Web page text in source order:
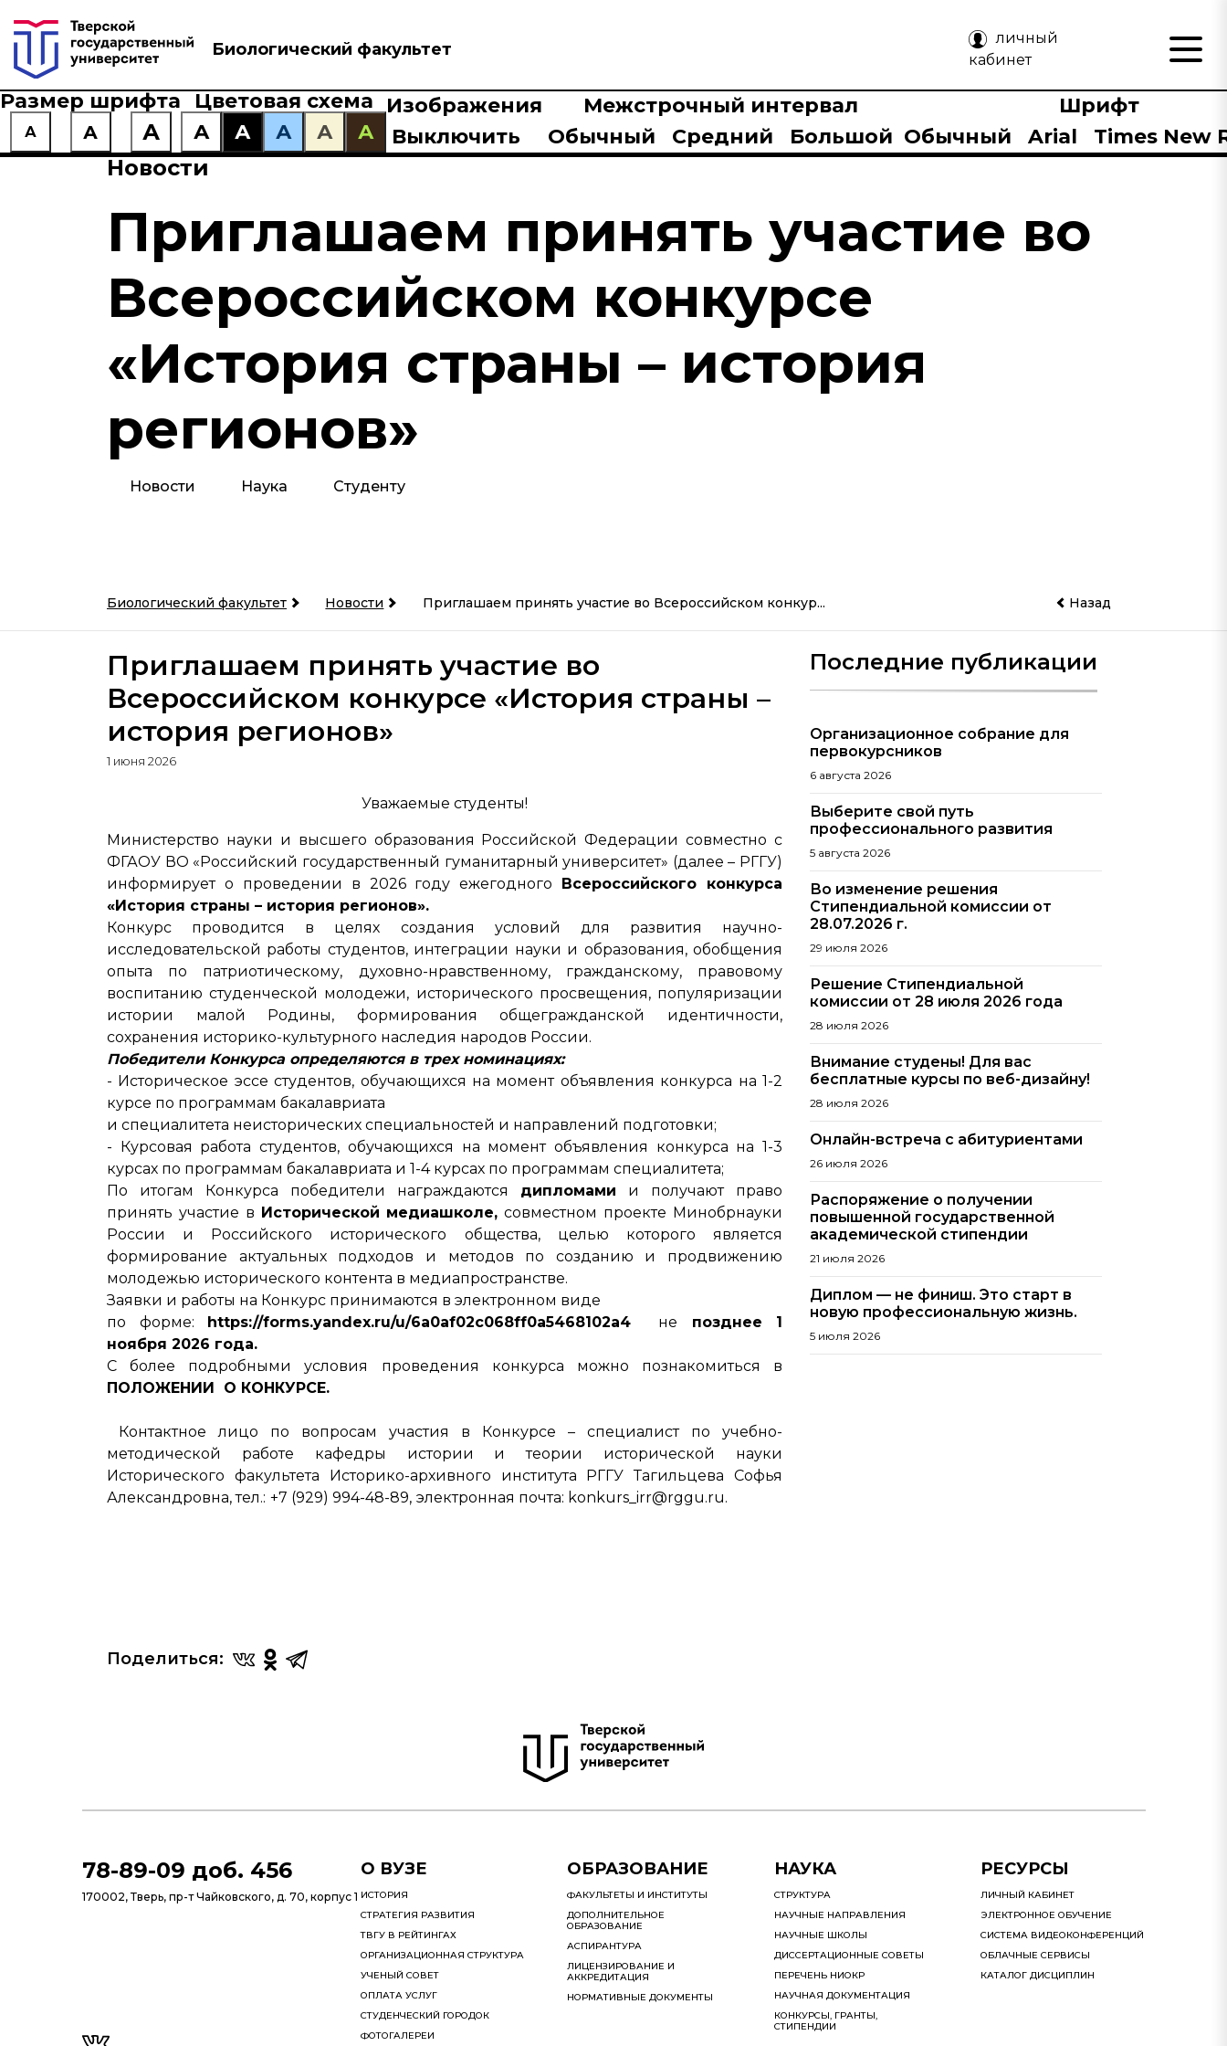
Размер шрифта
А А А
Цветовая схема
А
А А А А
Изображения
Выключить
Межстрочный интервал
Обычный
Средний Большой
Шрифт
Обычный
Arial Times New
Биологический факультет
личный
кабинет
Новости
Приглашаем принять участие во
Всероссийском конкурсе
«История страны – история
регионов»
Новости Наука Студенту
Биологический факультет Новости Приглашаем принять участие во Всероссийском конкур... Назад
Приглашаем принять участие во
Всероссийском конкурсе «История страны –
история регионов»
1 июня 2026
Уважаемые студенты!
Министерство науки и высшего образования Российской Федерации совместно с
ФГАОУ ВО «Российский государственный гуманитарный университет» (далее – РГГУ)
информирует о проведении в 2026 году ежегодного Всероссийского конкурса
«История страны – история регионов».
Конкурс проводится в целях создания условий для развития научно-
исследовательской работы студентов, интеграции науки и образования, обобщения
опыта по патриотическому, духовно-нравственному, гражданскому, правовому
воспитанию студенческой молодежи, исторического просвещения, популяризации
истории малой Родины, формирования общегражданской идентичности,
сохранения историко-культурного наследия народов России.
Победители Конкурса определяются в трех номинациях:
- Историческое эссе студентов, обучающихся на момент объявления конкурса на 1-2
курсе по программам бакалавриата
и специалитета неисторических специальностей и направлений подготовки;
- Курсовая работа студентов, обучающихся на момент объявления конкурса на 1-3
курсах по программам бакалавриата и 1-4 курсах по программам специалитета;
По итогам Конкурса победители награждаются дипломами и получают право
принять участие в Исторической медиашколе, совместном проекте Минобрнауки
России и Российского исторического общества, целью которого является
формирование актуальных подходов и методов по созданию и продвижению
молодежью исторического контента в медиапространстве.
Заявки и работы на Конкурс принимаются в электронном виде
по форме: https://forms.yandex.ru/u/6a0af02c068ff0a5468102a4 не позднее 1
ноября 2026 года.
С более подробными условия проведения конкурса можно познакомиться в
ПОЛОЖЕНИИ О КОНКУРСЕ.
Контактное лицо по вопросам участия в Конкурсе – специалист по учебно-
методической работе кафедры истории и теории исторической науки
Исторического факультета Историко-архивного института РГГУ Тагильцева Софья
Александровна, тел.: +7 (929) 994-48-89, электронная почта: konkurs_irr@rggu.ru.
Поделиться:
Последние публикации
Организационное собрание для
первокурсников
6 августа 2026
Выберите свой путь
профессионального развития
5 августа 2026
Во изменение решения
Стипендиальной комиссии от
28.07.2026 г.
29 июля 2026
Решение Стипендиальной
комиссии от 28 июля 2026 года
28 июля 2026
Внимание студены! Для вас
бесплатные курсы по веб-дизайну!
28 июля 2026
Онлайн-встреча с абитуриентами
26 июля 2026
Распоряжение о получении
повышенной государственной
академической стипендии
21 июля 2026
Диплом — не финиш. Это старт в
новую профессиональную жизнь.
5 июля 2026
78-89-09 доб. 456
170002, Тверь, пр-т Чайковского, д. 70, корпус 1
О ВУЗЕ
ИСТОРИЯ
СТРАТЕГИЯ РАЗВИТИЯ
ТВГУ В РЕЙТИНГАХ
ОРГАНИЗАЦИОННАЯ СТРУКТУРА
УЧЕНЫЙ СОВЕТ
ОПЛАТА УСЛУГ
СТУДЕНЧЕСКИЙ ГОРОДОК
ФОТОГАЛЕРЕИ
ОБРАЗОВАНИЕ
ФАКУЛЬТЕТЫ И ИНСТИТУТЫ
ДОПОЛНИТЕЛЬНОЕ
ОБРАЗОВАНИЕ
АСПИРАНТУРА
ЛИЦЕНЗИРОВАНИЕ И
АККРЕДИТАЦИЯ
НОРМАТИВНЫЕ ДОКУМЕНТЫ
НАУКА
СТРУКТУРА
НАУЧНЫЕ НАПРАВЛЕНИЯ
НАУЧНЫЕ ШКОЛЫ
ДИССЕРТАЦИОННЫЕ СОВЕТЫ
ПЕРЕЧЕНЬ НИОКР
НАУЧНАЯ ДОКУМЕНТАЦИЯ
КОНКУРСЫ, ГРАНТЫ,
СТИПЕНДИИ
РЕСУРСЫ
ЛИЧНЫЙ КАБИНЕТ
ЭЛЕКТРОННОЕ ОБУЧЕНИЕ
СИСТЕМА ВИДЕОКОНФЕРЕНЦИЙ
ОБЛАЧНЫЕ СЕРВИСЫ
КАТАЛОГ ДИСЦИПЛИН